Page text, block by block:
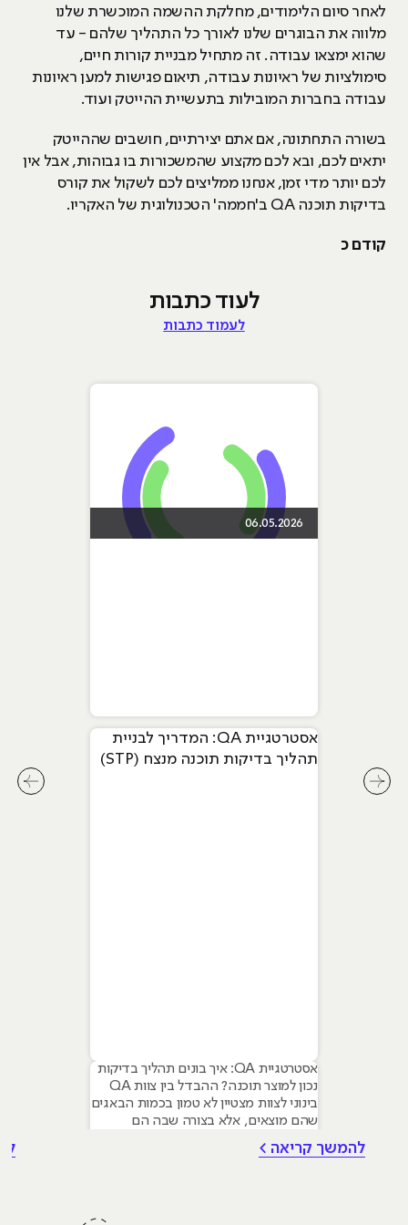
לאחר סיום הלימודים, מחלקת ההשמה המוכשרת שלנו
מלווה את הבוגרים שלנו לאורך כל התהליך שלהם - עד
שהוא ימצאו עבודה. זה מתחיל מבניית קורות חיים,
סימולציות של ראיונות עבודה, תיאום פגישות למען ראיונות
עבודה בחברות המובילות בתעשיית ההייטק ועוד.
בשורה התחתונה, אם אתם יצירתיים, חושבים שההייטק
יתאים לכם, ובא לכם מקצוע שהמשכורות בו גבוהות, אבל אין
לכם יותר מדי זמן, אנחנו ממליצים לכם לשקול את קורס
בדיקות תוכנה QA ב'חממה' הטכנולוגית של האקריו.
קודם כ
לעוד כתבות
לעמוד כתבות
06.05.2026
אסטרטגיית QA: המדריך לבניית
תהליך בדיקות תוכנה מנצח (STP)
אסטרטגיית QA: איך בונים תהליך בדיקות
נכון למוצר תוכנה? ההבדל בין צוות QA
בינוני לצוות מצטיין לא טמון בכמות הבאגים
שהם מוצאים, אלא בצורה שבה הם
להמשך קריאה >
לחץ לחץ לשיקופית קודמת בסליידר מאמרים